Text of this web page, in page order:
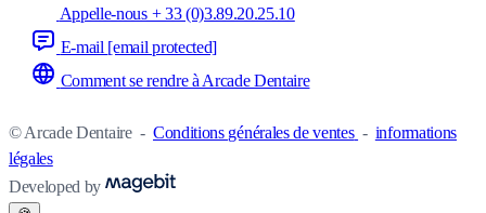
Appelle-nous + 33 (0)3.89.20.25.10
E-mail [email protected]
Comment se rendre à Arcade Dentaire
© Arcade Dentaire - Conditions générales de ventes - informations
légales
Developed by